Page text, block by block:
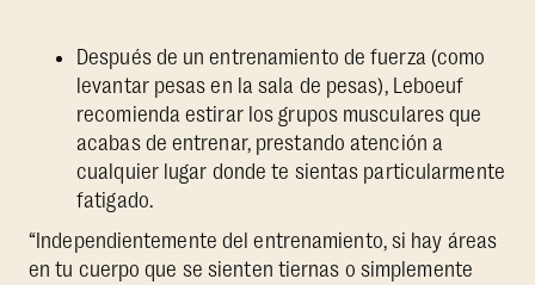
Después de un entrenamiento de fuerza (como
levantar pesas en la sala de pesas), Leboeuf
recomienda estirar los grupos musculares que
acabas de entrenar, prestando atención a
cualquier lugar donde te sientas particularmente
fatigado.
“Independientemente del entrenamiento, si hay áreas
en tu cuerpo que se sienten tiernas o simplemente